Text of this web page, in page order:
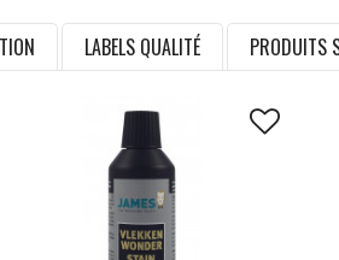
LABELS QUALITÉ PRODUITS